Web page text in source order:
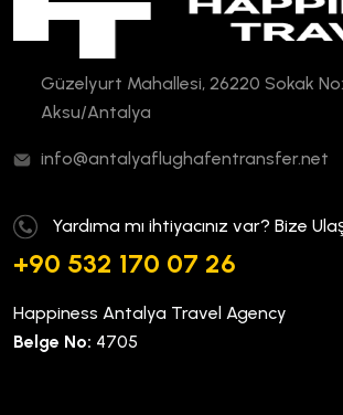
Güzelyurt Mahallesi, 26220 Sokak
Aksu/Antalya
info@antalyaflughafentransfer.net
Yardıma mı ihtiyacınız var? Bize
+90 532 170 07 26
Happiness Antalya Travel Agency
Belge No: 4705